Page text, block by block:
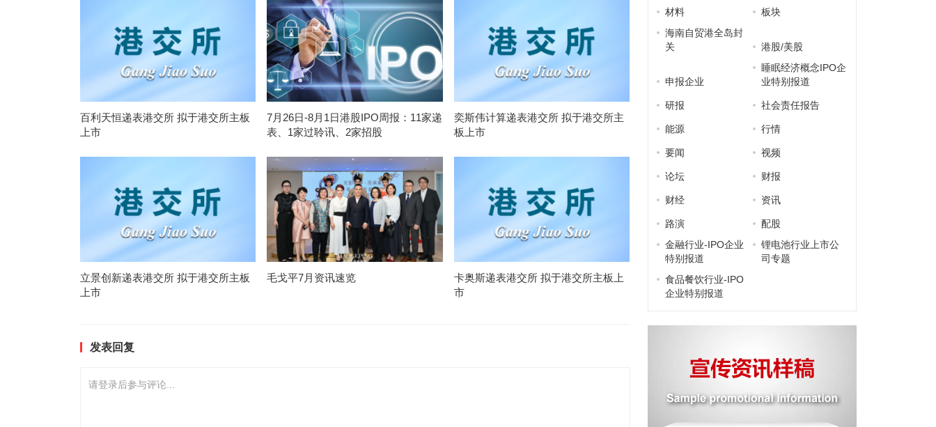
百利天恒递表港交所 拟于港交所主板
上市
7月26日-8月1日港股IPO周报：11家递
表、1家过聆讯、2家招股
奕斯伟计算递表港交所 拟于港交所主
板上市
立景创新递表港交所 拟于港交所主板
上市
毛戈平7月资讯速览
卡奥斯递表港交所 拟于港交所主板上
市
发表回复
请登录后参与评论...
材料
板块
海南自贸港全岛封
关
港股/美股
申报企业
睡眠经济概念IPO企
业特别报道
研报 社会责任报告
能源 行情
要闻 视频
论坛 财报
财经 资讯
路演
配股
金融行业-IPO企业
特别报道
锂电池行业上市公
司专题
食品餐饮行业-IPO
企业特别报道